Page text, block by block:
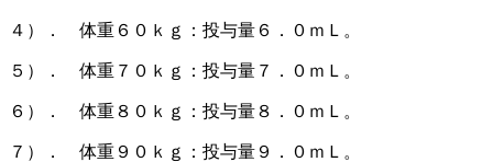
４）． 体重６０ｋｇ：投与量６．０ｍＬ。
５）． 体重７０ｋｇ：投与量７．０ｍＬ。
６）． 体重８０ｋｇ：投与量８．０ｍＬ。
７）． 体重９０ｋｇ：投与量９．０ｍＬ。